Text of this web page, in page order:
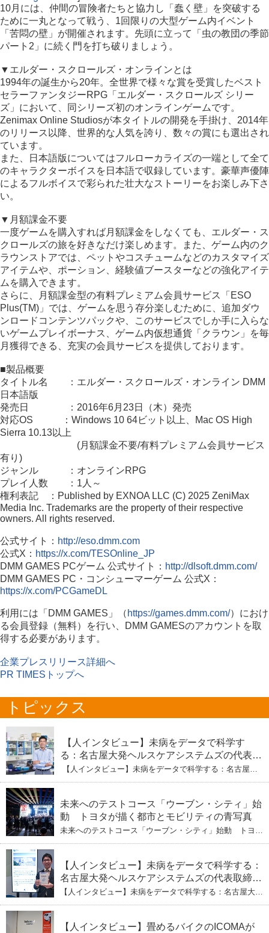
10月には、仲間の冒険者たちと協力し「蠢く壁」を突破する
ために一丸となって戦う、1回限りの大型ゲーム内イベント
「苦悶の壁」が開催されます。先頭に立って「虫の教団の季節
パート2」に続く門を打ち破りましょう。
▼エルダー・スクロールズ・オンラインとは
1994年の誕生から20年。全世界で様々な賞を受賞したベスト
セラーファンタジーRPG「エルダー・スクロールズ シリー
ズ」において、同シリーズ初のオンラインゲームです。
Zenimax Online Studiosが本タイトルの開発を手掛け、2014年
のリリース以降、世界的な人気を誇り、数々の賞にも選出され
ています。
また、日本語版についてはフルローカライズの一端として全て
のキャラクターボイスを日本語で収録しています。豪華声優陣
によるフルボイスで彩られた壮大なストーリーをお楽しみ下さ
い。
▼月額課金不要
一度ゲームを購入すれば月額課金をしなくても、エルダー・ス
クロールズの旅を好きなだけ楽しめます。また、ゲーム内のク
ラウンストアでは、ペットやコスチュームなどのカスタマイズ
アイテムや、ポーション、経験値ブースターなどの強化アイテ
ムを購入できます。
さらに、月額課金型の有料プレミアム会員サービス「ESO
Plus(TM)」では、ゲームを思う存分楽しむために、追加ダウ
ンロードコンテンツパックや、このサービスでしか手に入らな
いゲームプレイボーナス、ゲーム内仮想通貨「クラウン」を毎
月獲得できる、充実の会員サービスを提供しております。
■製品概要
タイトル名 ：エルダー・スクロールズ・オンライン DMM
日本語版
発売日 ：2016年6月23日（木）発売
対応OS ：Windows 10 64ビット以上、Mac OS High
Sierra 10.13以上
(月額課金不要/有料プレミアム会員サービス
有り)
ジャンル ：オンラインRPG
プレイ人数 ：1人～
権利表記 ：Published by EXNOA LLC (C) 2025 ZeniMax
Media Inc. Trademarks are the property of their respective
owners. All rights reserved.
公式サイト： http://eso.dmm.com
公式X： https://x.com/TESOnline_JP
DMM GAMES PCゲーム 公式サイト： http://dlsoft.dmm.com/
DMM GAMES PC・コンシューマーゲーム 公式X：
https://x.com/PCGameDL
利用には「DMM GAMES」（ https://games.dmm.com/）におけ
る会員登録（無料）を行い、DMM GAMESのアカウントを取
得する必要があります。
企業プレスリリース詳細へ
PR TIMESトップへ
トピックス
【人インタビュー】未病をデータで科学す
る：名古屋大発ヘルスケアシステムズの代表取
締役社長・瀧本陽介 【下】「人生80年の暇つ
ぶし」を着実に：理系ニートが挑むヘルスケア
【人インタビュー】未病をデータで科学する：名古屋大
挑むヘルスケア標準化と海外戦略
未来へのテストコース「ウーブン・シティ」始
動 トヨタが描く都市とモビリティの青写真
未来へのテストコース「ウーブン・シティ」始動 トヨタ
【人インタビュー】未病をデータで科学する：
名古屋大発ヘルスケアシステムズの代表取締役
社長・瀧本陽介 郵送検査で挑む健康の未来
【人インタビュー】未病をデータで科学する：名古屋大発
【人インタビュー】畳めるバイクのICOMAが